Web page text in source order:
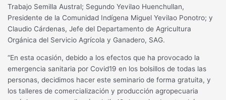
Trabajo Semilla Austral; Segundo Yevilao Huenchullan,
Presidente de la Comunidad Indígena Miguel Yevilao Ponotro; y
Claudio Cárdenas, Jefe del Departamento de Agricultura
Orgánica del Servicio Agrícola y Ganadero, SAG.
“En esta ocasión, debido a los efectos que ha provocado la
emergencia sanitaria por Covid19 en los bolsillos de todas las
personas, decidimos hacer este seminario de forma gratuita, y
los talleres de comercialización y producción agropecuaria